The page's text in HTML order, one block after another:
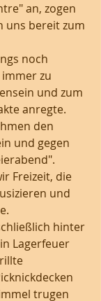
an, zogen
uns bereit zum
noch
zu
und zum
anregte.
den
und gegen
Freizeit, die
und
hinter
Lagerfeuer
trugen